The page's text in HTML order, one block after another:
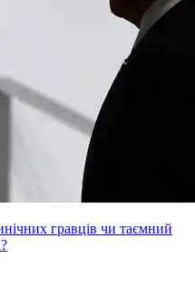
гравців чи таємний